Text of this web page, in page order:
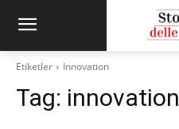
Etiketler Innovation
Tag: innovation